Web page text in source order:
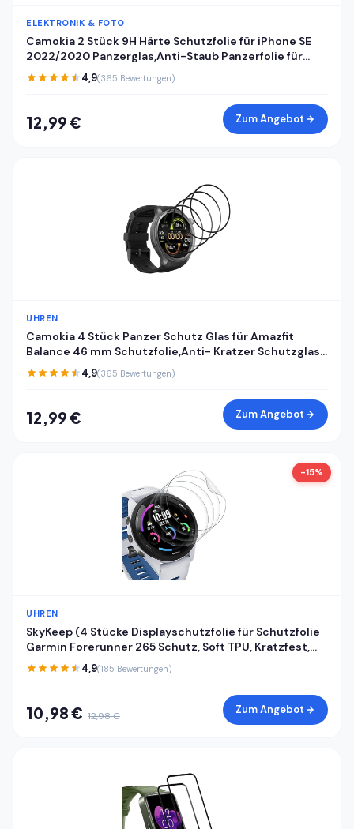
ELEKTRONIK & FOTO
Camokia 2 Stück 9H Härte Schutzfolie für iPhone SE
2022/2020 Panzerglas,Anti-Staub Panzerfolie für
iPhone SE 2022/2020 Schutzglas,HD Klar Volle
Abdeckung Displayschutz
4,9(365 Bewertungen)
12,99 € Zum Angebot
UHREN
Camokia 4 Stück Panzer Schutz Glas für Amazfit
Balance 46 mm Schutzfolie,Anti- Kratzer Schutzglas
für Panzerglas Amazfit Balance 46 mm
Panzerfolie,Fingerabdruck-ID Kompatibel
4,9(365 Bewertungen)
12,99 € Zum Angebot
-15%
UHREN
SkyKeep (4 Stücke Displayschutzfolie für Schutzfolie
Garmin Forerunner 265 Schutz, Soft TPU, Kratzfest,
HD, Anti-Bläschen, Ultra-klar, für Displayschutz
Garmin Forerunner 265 Folie Screen Protector
4,9(185 Bewertungen)
10,98 € 12,98 € Zum Angebot